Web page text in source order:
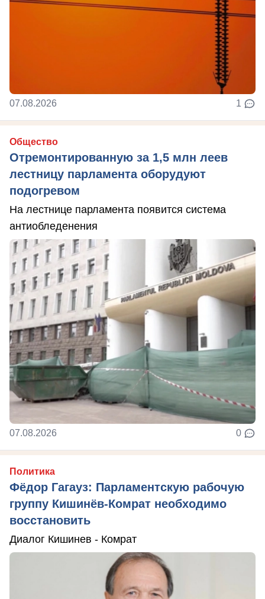
07.08.2026 1
Общество
Отремонтированную за 1,5 млн леев
лестницу парламента оборудуют
подогревом
На лестнице парламента появится система
антиобледенения
07.08.2026 0
Политика
Фёдор Гагауз: Парламентскую рабочую
группу Кишинёв-Комрат необходимо
восстановить
Диалог Кишинев - Комрат